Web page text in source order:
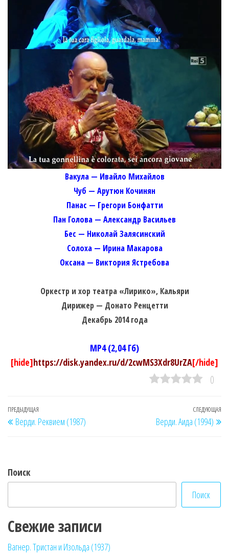
Вакула — Ивайло Михайлов
Чуб — Арутюн Кочинян
Панас — Грегори Бонфатти
Пан Голова — Александр Васильев
Бес — Николай Залясинский
Солоха — Ирина Макарова
Оксана — Виктория Ястребова
Оркестр и хор театра «Лирико», Кальяри
Дирижер — Донато Ренцетти
Декабрь 2014 года
MP4 (2,04 Гб)
[hide]https://disk.yandex.ru/d/2cwMS3Xdr8UrZA[/hide]
0
Навигация
по
Предыдущая
запись
ПРЕДЫДУЩАЯ
Верди. Реквием (1987)
СЛЕДУЮЩАЯ
Верди. Аида (1994)
Поиск
Поиск
Свежие записи
Вагнер. Тристан и Изольда (1937)